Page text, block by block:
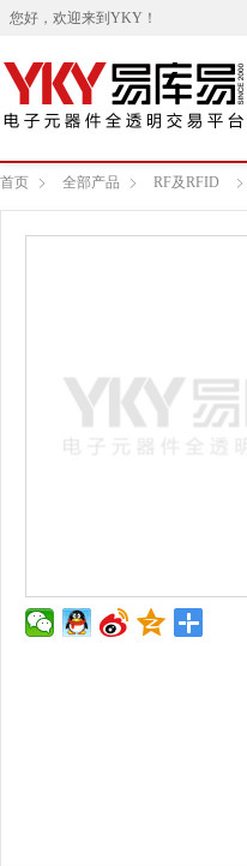
您好，欢迎来到 YKY ！
首页 全部产品 RF及RFID